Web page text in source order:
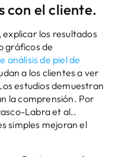
con el cliente.
explicar los resultados
gráficos de
análisis de piel de
a los clientes a ver
estudios demuestran
la comprensión. Por
Labra et al..
simples mejoran el